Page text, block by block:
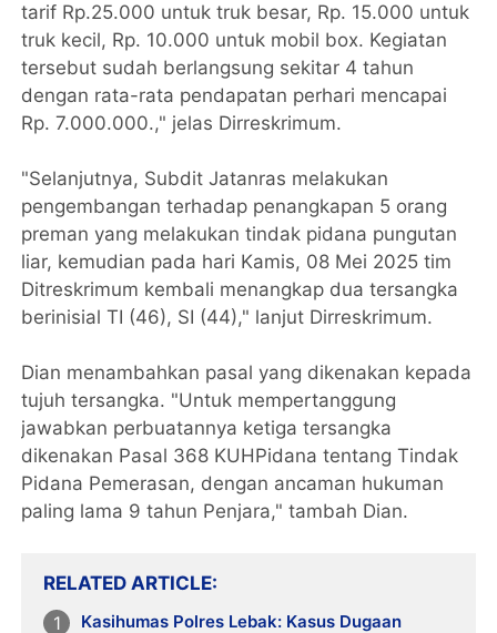
tarif Rp.25.000 untuk truk besar, Rp. 15.000 untuk
truk kecil, Rp. 10.000 untuk mobil box. Kegiatan
tersebut sudah berlangsung sekitar 4 tahun
dengan rata-rata pendapatan perhari mencapai
Rp. 7.000.000.," jelas Dirreskrimum.
"Selanjutnya, Subdit Jatanras melakukan
pengembangan terhadap penangkapan 5 orang
preman yang melakukan tindak pidana pungutan
liar, kemudian pada hari Kamis, 08 Mei 2025 tim
Ditreskrimum kembali menangkap dua tersangka
berinisial TI (46), SI (44)," lanjut Dirreskrimum.
Dian menambahkan pasal yang dikenakan kepada
tujuh tersangka. "Untuk mempertanggung
jawabkan perbuatannya ketiga tersangka
dikenakan Pasal 368 KUHPidana tentang Tindak
Pidana Pemerasan, dengan ancaman hukuman
paling lama 9 tahun Penjara," tambah Dian.
RELATED ARTICLE
Kasihumas Polres Lebak: Kasus Dugaan